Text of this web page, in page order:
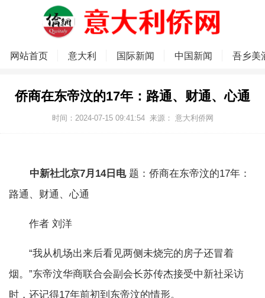
网站首页 意大利 国际新闻 中国新闻 吾乡美
侨商在东帝汶的17年：路通、财通、心通
时间：2024-07-15 09:41:54 来源： 意大利侨网
中新社北京7月14日电题：侨商在东帝汶的17年：
路通、财通、心通
作者 刘洋
“我从机场出来后看见两侧未烧完的房子还冒着
烟。”东帝汶华商联合会副会长苏传杰接受中新社采访
时，还记得17年前初到东帝汶的情形。